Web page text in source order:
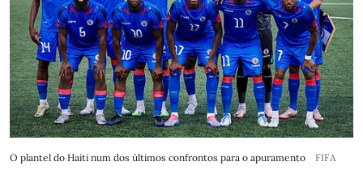
O plantel do Haiti num dos últimos confrontos para o apuramento FIFA